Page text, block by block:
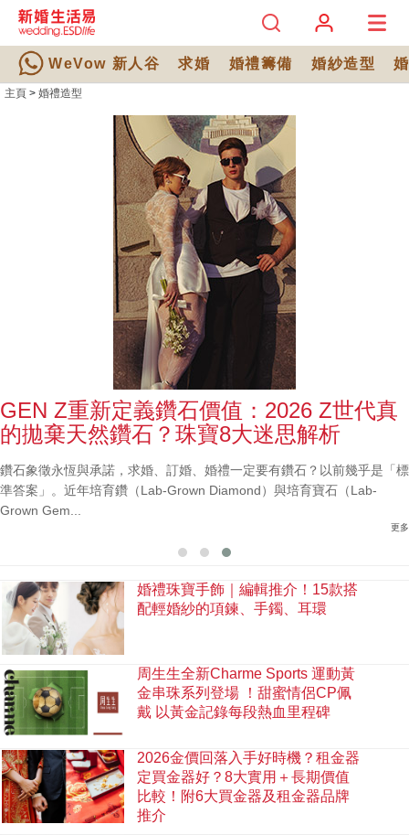
WeVow 新人谷 求婚 婚禮籌備 婚紗造型
主頁 > 婚禮造型
GEN Z重新定義鑽石價值：2026 Z世代真
的拋棄天然鑽石？珠寶8大迷思解析
鑽石象徵永恆與承諾，求婚、訂婚、婚禮一定要有鑽石？以前幾乎是「標
準答案」。近年培育鑽（Lab-Grown Diamond）與培育寶石（Lab-
Grown Gem...
更多
婚禮珠寶手飾｜編輯推介！15款搭
配輕婚紗的項鍊、手鐲、耳環
周生生全新Charme Sports 運動黃
金串珠系列登場 ！甜蜜情侶CP佩
戴 以黃金記錄每段熱血里程碑
2026金價回落入手好時機？租金器
定買金器好？8大實用＋長期價值
比較！附6大買金器及租金器品牌
推介